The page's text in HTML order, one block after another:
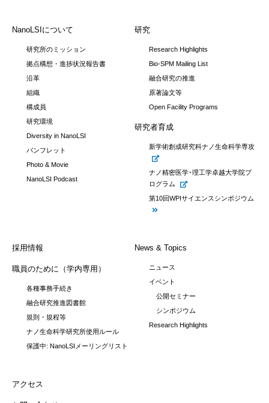
NanoLSIについて
研究所のミッション
拠点構想・進捗状況報告書
沿革
組織
構成員
研究環境
Diversity in NanoLSI
パンフレット
Photo & Movie
NanoLSI Podcast
研究
Research Highlights
Bio-SPM Mailing List
融合研究の推進
原著論文等
Open Facility Programs
研究者育成
新学術創成研究科ナノ生命科学専攻
ナノ精密医学･理工学卓越大学院プ
ログラム
第10回WPIサイエンスシンポジウム
採用情報
職員のために（学内専用）
各種事務手続き
融合研究推進図書館
規則・規程等
ナノ生命科学研究所使用ルール
保護中: NanoLSIメーリングリスト
News & Topics
ニュース
イベント
公開セミナー
シンポジウム
Research Highlights
アクセス